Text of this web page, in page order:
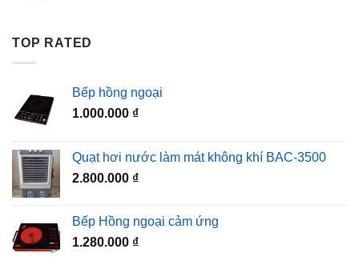
TOP RATED
Bếp hồng ngoại
1.000.000 ₫
Quạt hơi nước làm mát không khí BAC-3500
2.800.000 ₫
Bếp Hồng ngoại cảm ứng
1.280.000 ₫